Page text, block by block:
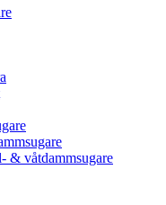
& våtdammsugare